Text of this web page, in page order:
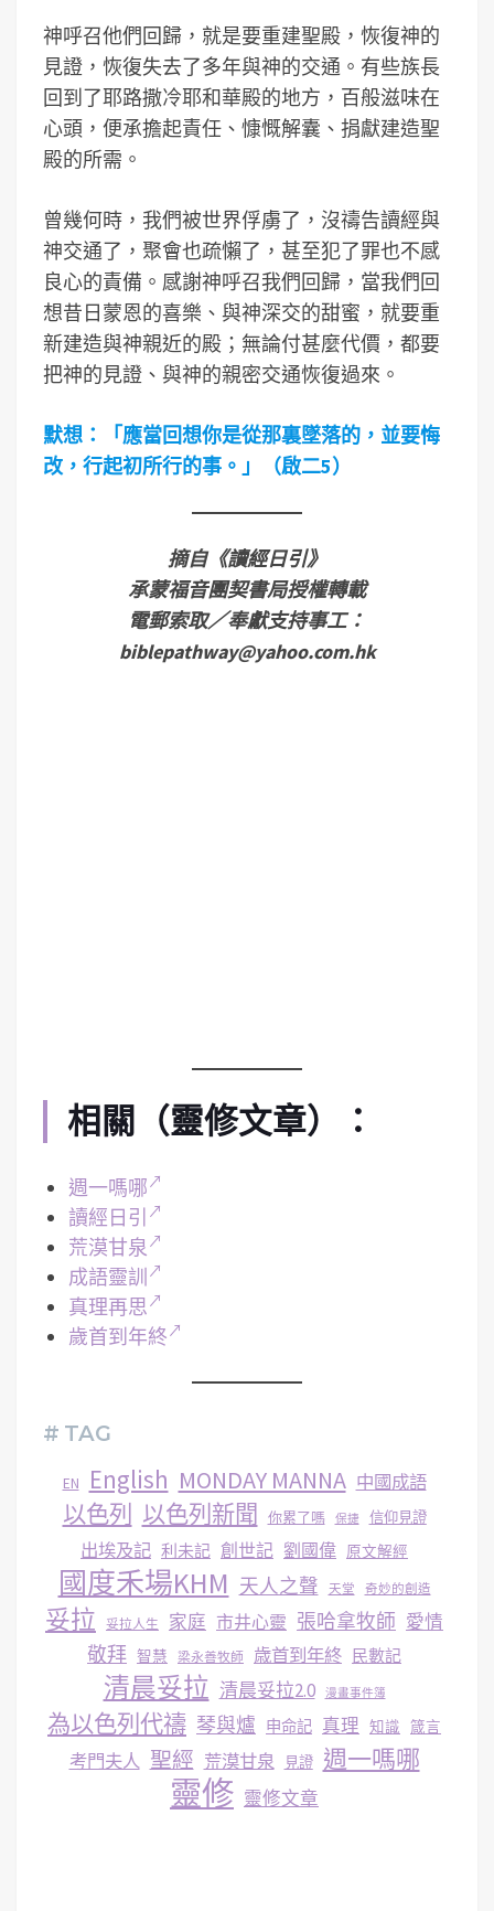
神呼召他們回歸，就是要重建聖殿，恢復神的
見證，恢復失去了多年與神的交通。有些族長
回到了耶路撒冷耶和華殿的地方，百般滋味在
心頭，便承擔起責任、慷慨解囊、捐獻建造聖
殿的所需。
曾幾何時，我們被世界俘虜了，沒禱告讀經與
神交通了，聚會也疏懶了，甚至犯了罪也不感
良心的責備。感謝神呼召我們回歸，當我們回
想昔日蒙恩的喜樂、與神深交的甜蜜，就要重
新建造與神親近的殿；無論付甚麼代價，都要
把神的見證、與神的親密交通恢復過來。
默想：「應當回想你是從那裏墜落的，並要悔
改，行起初所行的事。」（啟二5）
摘自《讀經日引》
承蒙福音團契書局授權轉載
電郵索取／奉獻支持事工：
biblepathway@yahoo.com.hk
相關（靈修文章）：
週一嗎哪
讀經日引
荒漠甘泉
成語靈訓
真理再思
歲首到年終
# TAG
EN English MONDAY MANNA 中國成語
以色列 以色列新聞 你累了嗎 保捷 信仰見證
出埃及記 利未記 創世記 劉國偉 原文解經
國度禾場KHM 天人之聲 天堂 奇妙的創造
妥拉 妥拉人生 家庭 市井心靈 張哈拿牧師 愛情
敬拜 智慧 梁永善牧師 歳首到年終 民數記
清晨妥拉 清晨妥拉2.0 漫畫事件簿
為以色列代禱 琴與爐 申命記 真理 知識 箴言
考門夫人 聖經 荒漠甘泉 見證 週一嗎哪
靈修 靈修文章